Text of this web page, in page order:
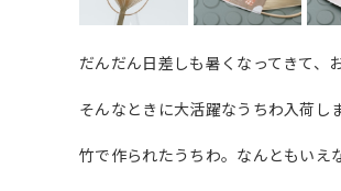
だんだん日差しも暑くなってきて、
そんなときに大活躍なうちわ入荷し
竹で作られたうちわ。なんともいえ